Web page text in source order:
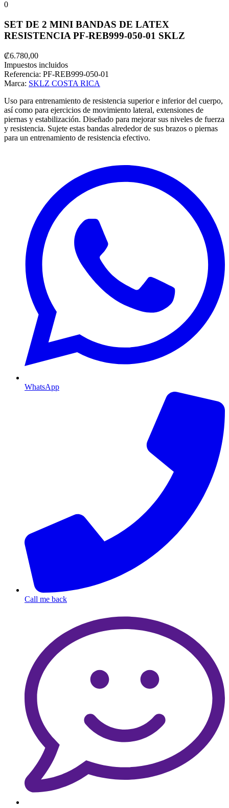
0
SET DE 2 MINI BANDAS DE LATEX
RESISTENCIA PF-REB999-050-01 SKLZ
₡6.780,00
Impuestos incluidos
Referencia: PF-REB999-050-01
Marca: SKLZ COSTA RICA
Uso para entrenamiento de resistencia superior e inferior del cuerpo,
así como para ejercicios de movimiento lateral, extensiones de
piernas y estabilización. Diseñado para mejorar sus niveles de fuerza
y ​​resistencia. Sujete estas bandas alrededor de sus brazos o piernas
para un entrenamiento de resistencia efectivo.
WhatsApp
Call me back